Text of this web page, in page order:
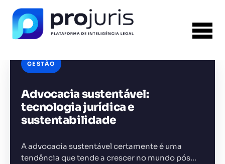
GESTÃO
Advocacia sustentável:
tecnologia jurídica e
sustentabilidade
A advocacia sustentável certamente é uma
tendência que tende a crescer no mundo pós
FERRAMENTA RECOMENDADA PARA ESTE
CONTEÚDO
Gerador de Contrato de Honorários